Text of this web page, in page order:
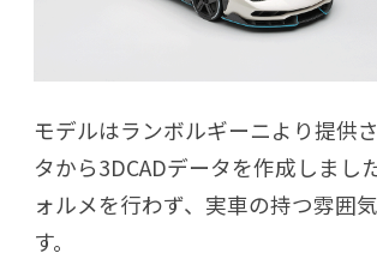
モデルはランボルギーニより提供
タから3DCADデータを作成しまし
ォルメを行わず、実車の持つ雰囲
す。